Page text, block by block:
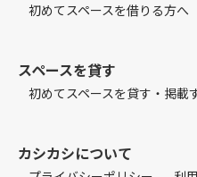
初めてスペースを借りる方へ
スペースを貸す
初めてスペースを貸す・掲載
カシカシについて